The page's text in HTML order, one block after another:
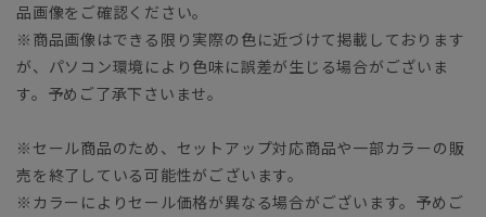
品画像をご確認ください。
※商品画像はできる限り実際の色に近づけて掲載しております
が、パソコン環境により色味に誤差が生じる場合がございま
す。予めご了承下さいませ。
※セール商品のため、セットアップ対応商品や一部カラーの販
売を終了している可能性がございます。
※カラーによりセール価格が異なる場合がございます。予めご